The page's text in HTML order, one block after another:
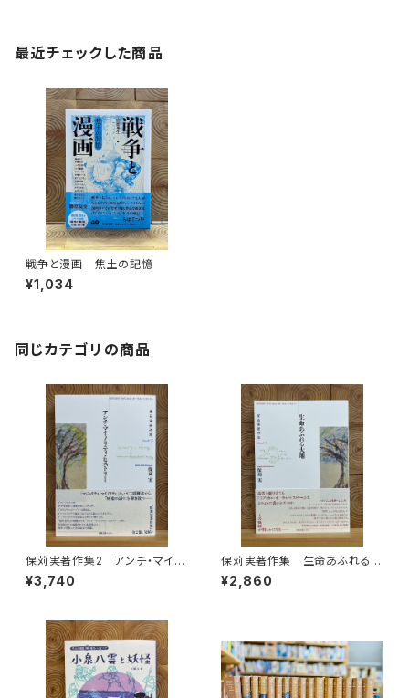
最近チェックした商品
戦争と漫画 焦土の記憶
¥1,034
同じカテゴリの商品
保苅実著作集2 アンチ・マイノ
リティ・ヒストリー
¥3,740
保苅実著作集 生命あふれる大
地
¥2,860